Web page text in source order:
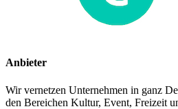
Anbieter
Wir vernetzen Unternehmen in ganz
den Bereichen Kultur, Event, Freizeit